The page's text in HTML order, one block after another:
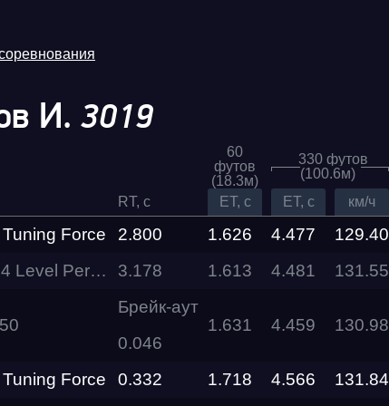
Трасса
Evolution
И. 3019
60
футов
(18.3м)
330 футов
(100.6м)
RT, c ET, c ET, c км/ч
Force 2.800 1.626 4.477 129.40
Performance
3.178 1.613 4.481 131.55
Брейк-аут
0.046
1.631 4.459 130.98
Force 0.332 1.718 4.566 131.84